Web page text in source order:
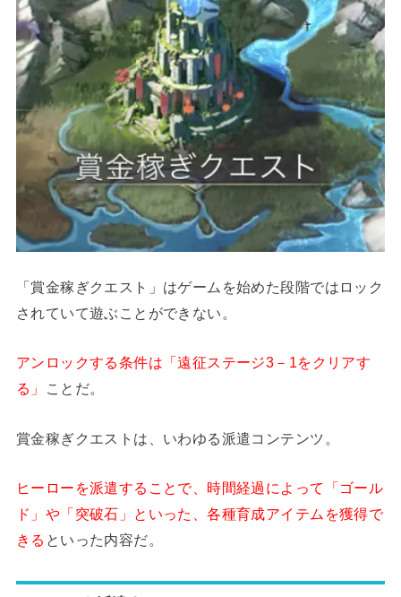
「賞金稼ぎクエスト」はゲームを始めた段階ではロック
されていて遊ぶことができない。
アンロックする条件は「遠征ステージ3－1をクリアす
る」
ことだ。
賞金稼ぎクエストは、いわゆる派遣コンテンツ。
ヒーローを派遣することで、時間経過によって「ゴール
ド」や「突破石」といった、各種育成アイテムを獲得で
きる といった内容だ。